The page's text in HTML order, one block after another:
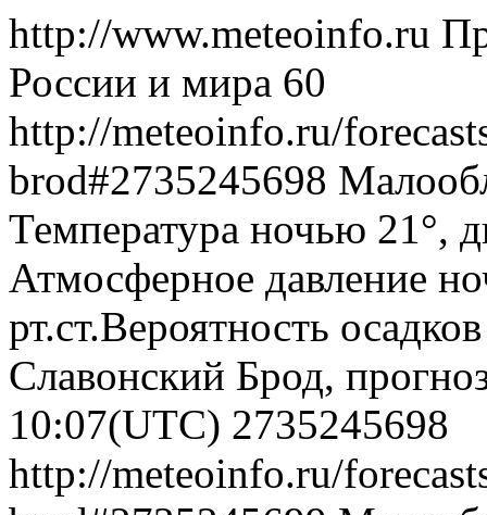
http://www.meteoinfo.ru
России и мира 60
http://meteoinfo.ru/
brod#2735245698
Температура ночью 21°,
Атмосферное давление
рт.ст.Вероятность
Славонский Брод,
10:07(UTC) 2735245698
http://meteoinfo.ru/